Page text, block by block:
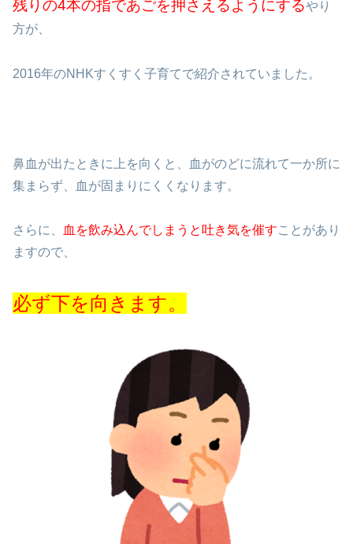
残りの4本の指であごを押さえるようにするやり
方が、
2016年のNHKすくすく子育てで紹介されていました。
鼻血が出たときに上を向くと、血がのどに流れて一か所に
集まらず、血が固まりにくくなります。
さらに、 血を飲み込んでしまうと吐き気を催すことがあり
ますので、
必ず下を向きます。